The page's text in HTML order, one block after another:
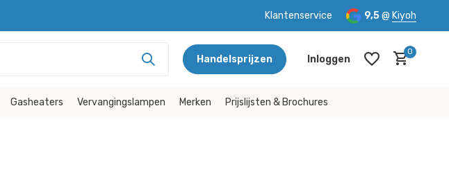
Klantenservice 9,5@ Kiyoh
Handelsprijzen Inloggen
0
Gasheaters Vervangingslampen Merken Prijslijsten & Brochures